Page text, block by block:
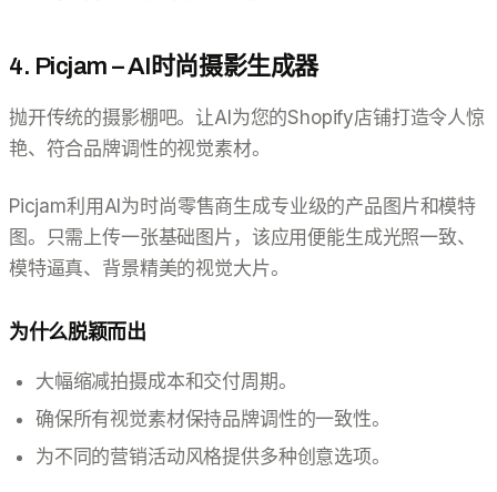
4. Picjam – AI时尚摄影生成器
抛开传统的摄影棚吧。让AI为您的Shopify店铺打造令人惊
艳、符合品牌调性的视觉素材。
Picjam利用AI为时尚零售商生成专业级的产品图片和模特
图。只需上传一张基础图片，该应用便能生成光照一致、
模特逼真、背景精美的视觉大片。
为什么脱颖而出
大幅缩减拍摄成本和交付周期。
确保所有视觉素材保持品牌调性的一致性。
为不同的营销活动风格提供多种创意选项。